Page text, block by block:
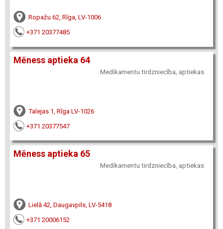
Ropažu 62, Rīga, LV-1006
+371 20377485
Mēness aptieka 64
Medikamentu tirdzniecība, aptiekas
Talejas 1, Rīga LV-1026
+371 20377547
Mēness aptieka 65
Medikamentu tirdzniecība, aptiekas
Lielā 42, Daugavpils, LV-5418
+371 20006152